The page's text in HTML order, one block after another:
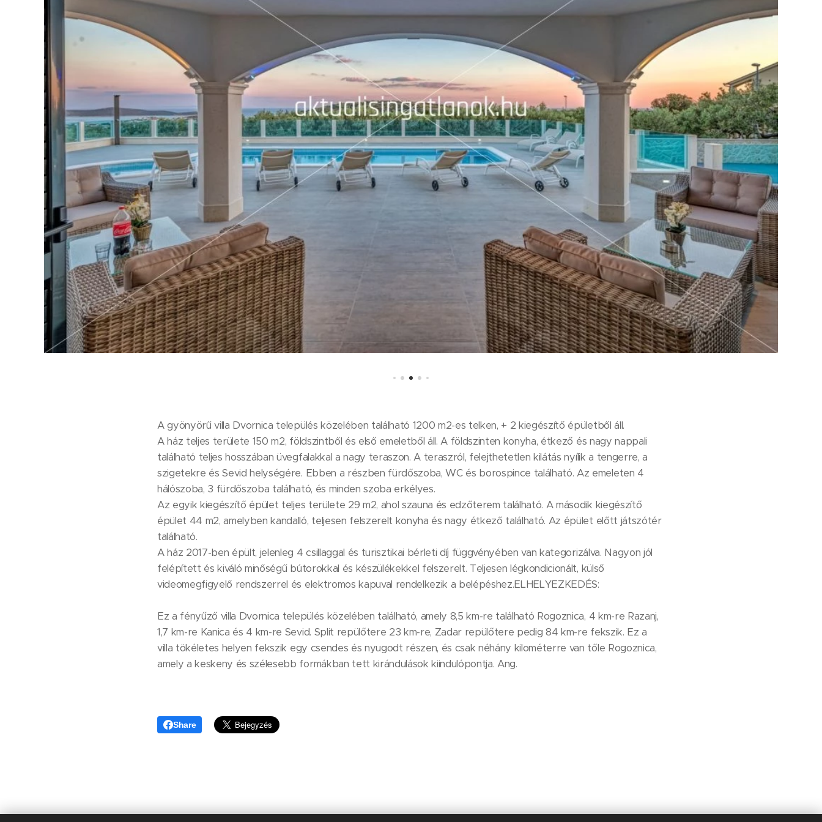
A gyönyörű villa Dvornica település közelében található 1200 m2-es telken, + 2 kiegészítő épületből áll.
A ház teljes területe 150 m2, földszintből és első emeletből áll. A földszinten konyha, étkező és nagy nappali
található teljes hosszában üvegfalakkal a nagy teraszon. A teraszról, felejthetetlen kilátás nyílik a tengerre, a
szigetekre és Sevid helységére. Ebben a részben fürdőszoba, WC és borospince található. Az emeleten 4
hálószoba, 3 fürdőszoba található, és minden szoba erkélyes.
Az egyik kiegészítő épület teljes területe 29 m2, ahol szauna és edzőterem található. A második kiegészítő
épület 44 m2, amelyben kandalló, teljesen felszerelt konyha és nagy étkező található. Az épület előtt játszótér
található.
A ház 2017-ben épült, jelenleg 4 csillaggal és turisztikai bérleti díj függvényében van kategorizálva. Nagyon jól
felépített és kiváló minőségű bútorokkal és készülékekkel felszerelt. Teljesen légkondicionált, külső
videomegfigyelő rendszerrel és elektromos kapuval rendelkezik a belépéshez.ELHELYEZKEDÉS:
Ez a fényűző villa Dvornica település közelében található, amely 8,5 km-re található Rogoznica, 4 km-re Razanj,
1,7 km-re Kanica és 4 km-re Sevid. Split repülőtere 23 km-re, Zadar repülőtere pedig 84 km-re fekszik. Ez a
villa tökéletes helyen fekszik egy csendes és nyugodt részen, és csak néhány kilométerre van tőle Rogoznica,
amely a keskeny és szélesebb formákban tett kirándulások kiindulópontja. Ang.
Share